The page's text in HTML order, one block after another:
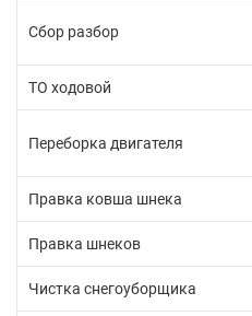
Сбор разбор
ТО ходовой
Переборка двигателя
Правка ковша шнека
Правка шнеков
Чистка снегоуборщика